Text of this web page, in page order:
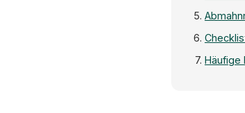
Häufige